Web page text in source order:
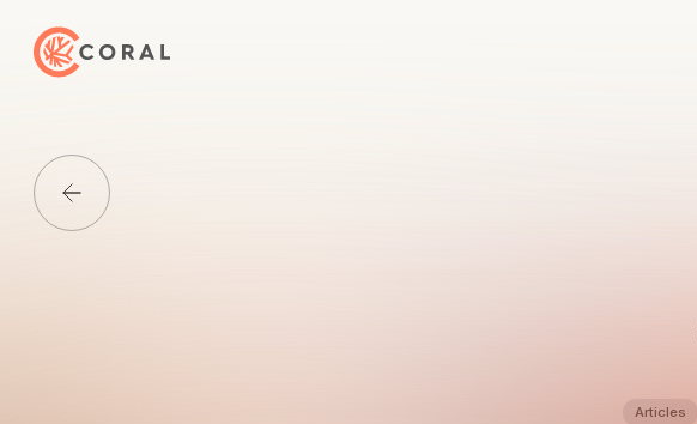
トップページへ戻る
Media一覧に戻る
Articles